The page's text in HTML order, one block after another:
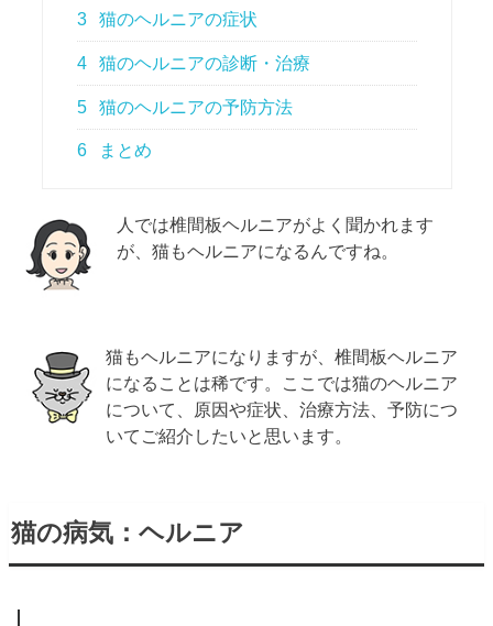
3 猫のヘルニアの症状
4 猫のヘルニアの診断・治療
5 猫のヘルニアの予防方法
6 まとめ
人では椎間板ヘルニアがよく聞かれます
が、猫もヘルニアになるんですね。
猫もヘルニアになりますが、椎間板ヘルニア
になることは稀です。ここでは猫のヘルニア
について、原因や症状、治療方法、予防につ
いてご紹介したいと思います。
猫の病気：ヘルニア